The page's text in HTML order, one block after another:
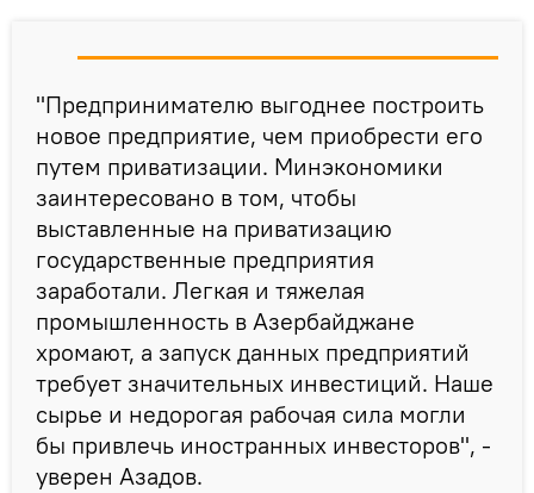
"Предпринимателю выгоднее построить
новое предприятие, чем приобрести его
путем приватизации. Минэкономики
заинтересовано в том, чтобы
выставленные на приватизацию
государственные предприятия
заработали. Легкая и тяжелая
промышленность в Азербайджане
хромают, а запуск данных предприятий
требует значительных инвестиций. Наше
сырье и недорогая рабочая сила могли
бы привлечь иностранных инвесторов", -
уверен Азадов.